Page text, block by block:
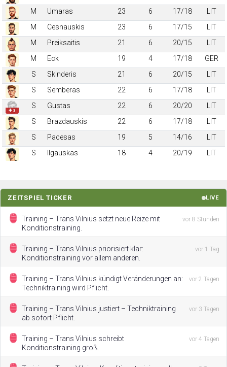
M
Umaras 23 6 17/18
LIT
M
Cesnauskis 23 6 17/15
LIT
M
Preiksaitis 21 6 20/15
LIT
M
Eck 19 4 17/18
GER
S
Skinderis 21 6 20/15
LIT
S
Semberas 22 6 17/18 LIT
✚ 3
S Gustas 22 6 20/20
LIT
S
Brazdauskis 22 6 17/18
LIT
S
Pacesas 19 5 14/16
LIT
S
Ilgauskas 18 4 20/19 LIT
ZEITSPIEL TICKER LIVE
Training – Trans Vilnius setzt neue Reize mit
Konditionstraining.
vor 8 Stunden
Training – Trans Vilnius priorisiert klar:
Konditionstraining vor allem anderen.
vor 1 Tag
Training – Trans Vilnius kündigt Veränderungen an:
Techniktraining wird Pflicht.
vor 2 Tagen
Training – Trans Vilnius justiert – Techniktraining
ab sofort Pflicht.
vor 3 Tagen
Training – Trans Vilnius schreibt
Konditionstraining groß.
vor 4 Tagen